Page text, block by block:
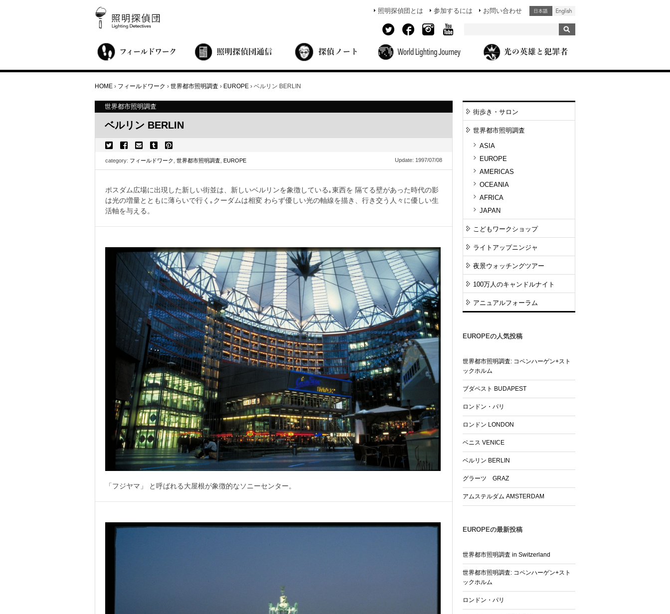
照明探偵団とは 参加するには お問い合わせ
街歩き・サロン
世界都市照明調査
こどもワークショップ
ライトアップニンジャ
夜景ウォッチングツアー
100万人のキャンドルナイト
オンライン活動
アニュアルフォーラム
その他の活動 面出の探偵ノート
照明探偵団員の独り言
コーヒーブレイク
あかりのミシュラン
HOME › フィールドワーク › 世界都市照明調査 › EUROPE › ベルリン BERLIN
世界都市照明調査
ベルリン BERLIN
category: フィールドワーク 世界都市照明調査 EUROPE Update: 1997/07/08
ポスダム広場に出現した新しい街並は、新しいベルリンを象徴している｡東西を 隔てる壁があった時代の影
は光の増量とともに薄らいで行く｡クーダムは相変 わらず優しい光の軸線を描き、行き交う人々に優しい生
活軸を与える。
「フジヤマ」 と呼ばれる大屋根が象徴的なソニーセンター。
街歩き・サロン
世界都市照明調査
ASIA
EUROPE
AMERICAS
OCEANIA
AFRICA
JAPAN
こどもワークショップ
ライトアップニンジャ
夜景ウォッチングツアー
100万人のキャンドルナイト
アニュアルフォーラム
EUROPEの人気投稿
世界都市照明調査: コペンハーゲン+スト
ックホルム
ブダペスト BUDAPEST
ロンドン・パリ
ロンドン LONDON
ベニス VENICE
ベルリン BERLIN
グラーツ GRAZ
アムステルダム AMSTERDAM
EUROPEの最新投稿
世界都市照明調査 in Switzerland
世界都市照明調査: コペンハーゲン+スト
ックホルム
ロンドン・パリ